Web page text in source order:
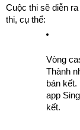
Cuộc thi sẽ diễn
thi, cụ thể:
Vòng
Thành
bán kết.
app
kết.